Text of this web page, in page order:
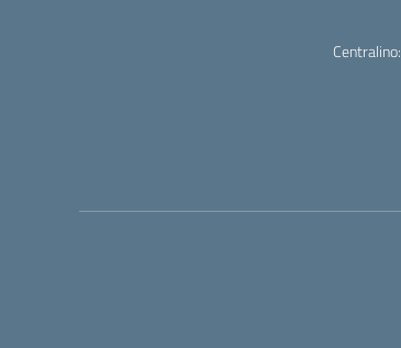
Centralino: